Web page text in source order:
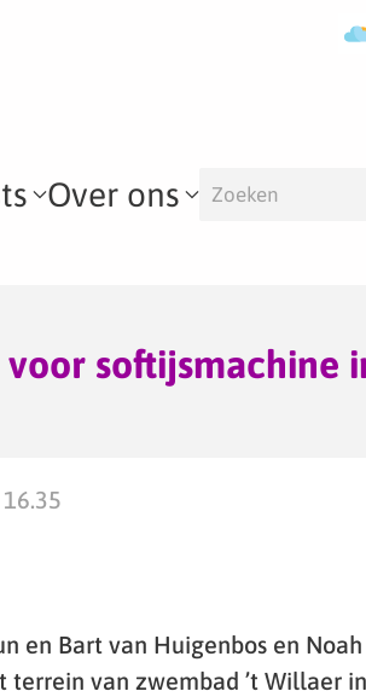
Over ons
softijsmachine
en Bart van Huigenbos en
terrein van zwembad ’t Willaer